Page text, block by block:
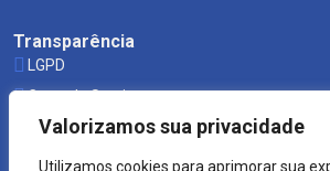
Valorizamos sua privacidade
Utilizamos cookies para aprimorar sua
Transparência
LGPD
Carta de Serviços
Leis Municipais